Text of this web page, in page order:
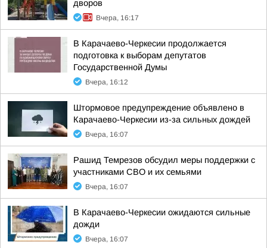
дворов
Вчера, 16:17
В Карачаево-Черкесии продолжается
подготовка к выборам депутатов
Государственной Думы
Вчера, 16:12
Штормовое предупреждение объявлено в
Карачаево-Черкесии из-за сильных дождей
Вчера, 16:07
Рашид Темрезов обсудил меры поддержки с
участниками СВО и их семьями
Вчера, 16:07
В Карачаево-Черкесии ожидаются сильные
дожди
Вчера, 16:07